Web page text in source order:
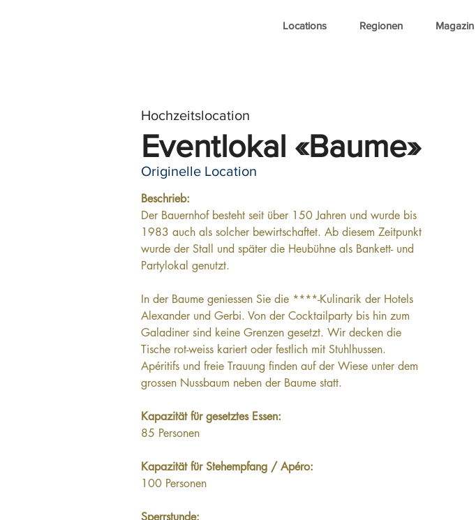
Locations Regionen Magazin
Hochzeitslocation
Eventlokal «Baume»
Originelle Location
Beschrieb:
Der Bauernhof besteht seit über 150 Jahren und wurde bis
1983 auch als solcher bewirtschaftet. Ab diesem Zeitpunkt
wurde der Stall und später die Heubühne als Bankett- und
Partylokal genutzt.
In der Baume geniessen Sie die ****-Kulinarik der Hotels
Alexander und Gerbi. Von der Cocktailparty bis hin zum
Galadiner sind keine Grenzen gesetzt. Wir decken die
Tische rot-weiss kariert oder festlich mit Stuhlhussen.
Apéritifs und freie Trauung finden auf der Wiese unter dem
grossen Nussbaum neben der Baume statt.
Kapazität für gesetztes Essen:
85 Personen
Kapazität für Stehempfang / Apéro:
100 Personen
Sperrstunde: